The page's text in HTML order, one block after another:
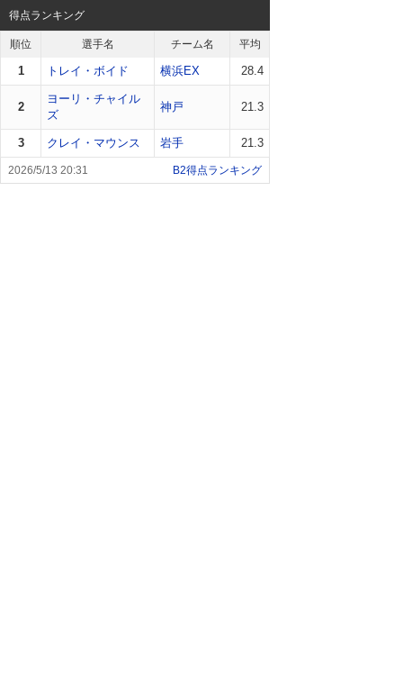
得点ランキング
順位 選手名 チーム名 平均
1 トレイ・ボイド 横浜EX 28.4
2
ヨーリ・チャイル
ズ
神戸 21.3
3 クレイ・マウンス 岩手 21.3
2026/5/13 20:31 B2得点ランキング